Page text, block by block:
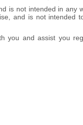
is not intended in any
and is not intended
you and assist you